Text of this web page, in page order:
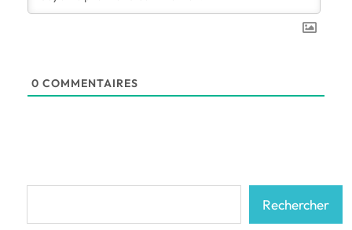
0 COMMENTAIRES
Rechercher